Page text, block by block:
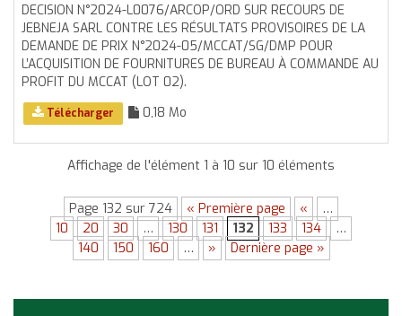
DECISION N°2024-L0076/ARCOP/ORD SUR RECOURS DE
JEBNEJA SARL CONTRE LES RÉSULTATS PROVISOIRES DE LA
DEMANDE DE PRIX N°2024-05/MCCAT/SG/DMP POUR
L’ACQUISITION DE FOURNITURES DE BUREAU À COMMANDE AU
PROFIT DU MCCAT (LOT 02).
Télécharger 0,18 Mo
Affichage de l'élément 1 à 10 sur 10 éléments
Page 132 sur 724 « Première page «
…
10
20 30 … 130 131 132 133 134
…
140
150 160 … » Dernière page »